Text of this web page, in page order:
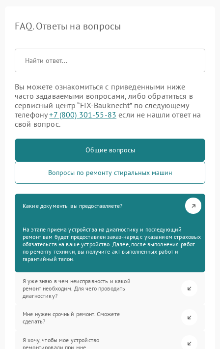
FAQ. Ответы на вопросы
Вы можете ознакомиться с приведенными ниже
часто задаваемыми вопросами, либо обратиться в
сервисный центр “FIX-Bauknecht” по следующему
телефону+7 (800) 301-55-83 если не нашли ответ на
свой вопрос.
Общие вопросы
Вопросы по ремонту стиральных машин
Какие документы вы предоставляете?
На этапе приема устройства на диагностику и последующий
ремонт вам будет предоставлен заказ-наряд с указанием страховых
обязательств на ваше устройство. Далее, после выполнения работ
по ремонту техники, вы получите акт выполненных работ и
гарантийный талон.
Я уже знаю в чем неисправность и какой
ремонт необходим. Для чего проводить
диагностику?
Мне нужен срочный ремонт. Сможете
сделать?
Я хочу, чтобы мое устройство
ремонтировали при мне.